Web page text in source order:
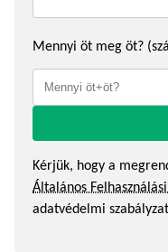
Mennyi öt meg öt?
Kérjük, hogy a
Általános
adatvédelmi